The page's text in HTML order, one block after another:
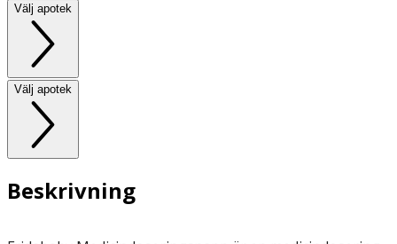
Välj apotek
Välj apotek
Beskrivning